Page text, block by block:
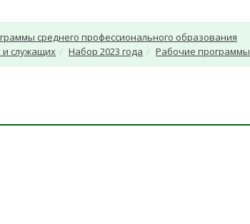
среднего профессионального образования
служащих
Набор 2023 года Рабочие программы